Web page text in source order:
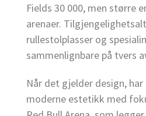
Fields 30 000, men større
arenaer.
rullestolplasser og
sammenlignbare på tvers
Når det gjelder design, har
moderne estetikk med